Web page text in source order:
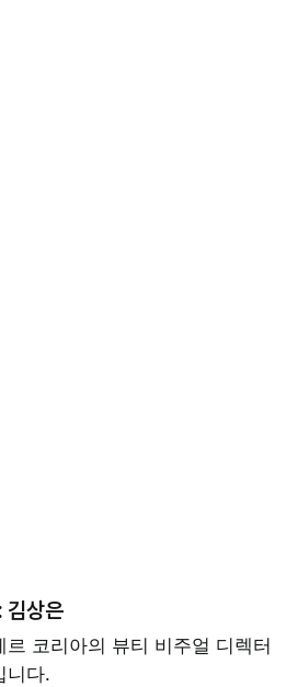
김상은
르 코리아의 뷰티 비주얼 디렉터
니다.